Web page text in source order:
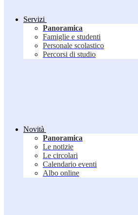
Servizi
Panoramica
Famiglie e studenti
Personale scolastico
Percorsi di studio
Novità
Panoramica
Le notizie
Le circolari
Calendario eventi
Albo online